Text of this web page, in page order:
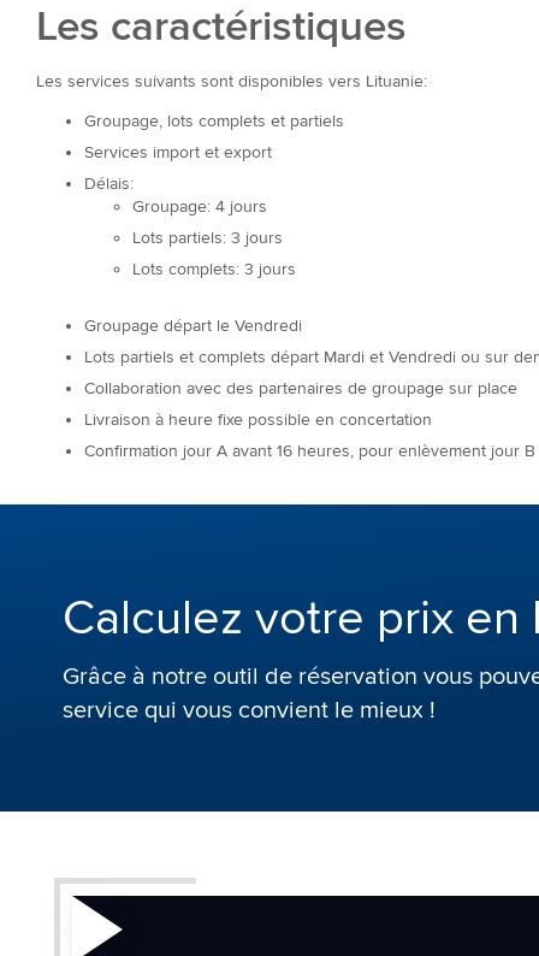
Les caractéristiques
Les services suivants sont disponibles vers Lituanie:
Groupage, lots complets et partiels
Services import et export
Délais:
Groupage: 4 jours
Lots partiels: 3 jours
Lots complets: 3 jours
Groupage départ le Vendredi
Lots partiels et complets départ Mardi et Vendredi ou sur
Collaboration avec des partenaires de groupage sur place
Livraison à heure fixe possible en concertation
Confirmation jour A avant 16 heures, pour enlèvement jour B
Calculez votre prix en
Grâce à notre outil de réservation vous
service qui vous convient le mieux !